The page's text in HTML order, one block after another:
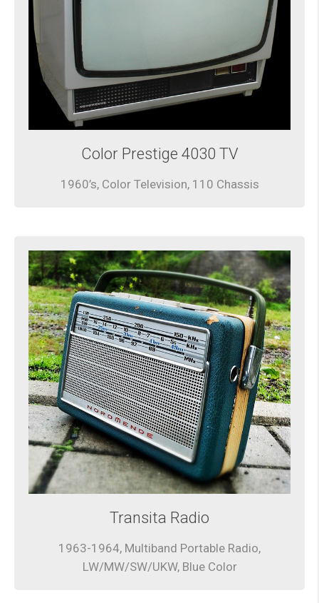
Color Prestige 4030 TV
1960’s, Color Television, 110 Chassis
Transita Radio
1963-1964, Multiband Portable Radio,
LW/MW/SW/UKW, Blue Color